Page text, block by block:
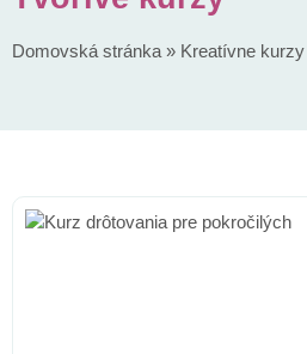
Domovská stránka» Kreatívne kurzy